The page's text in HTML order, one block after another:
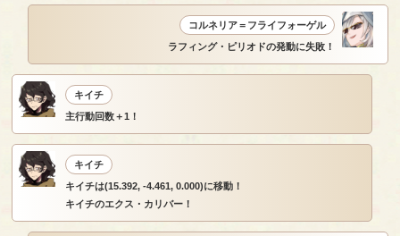
コルネリア＝フライフォーゲル
ラフィング・ピリオドの発動に失敗！
キイチ
主行動回数＋1！
キイチ
キイチは(15.392, -4.461, 0.000)に移動！
キイチのエクス・カリバー！